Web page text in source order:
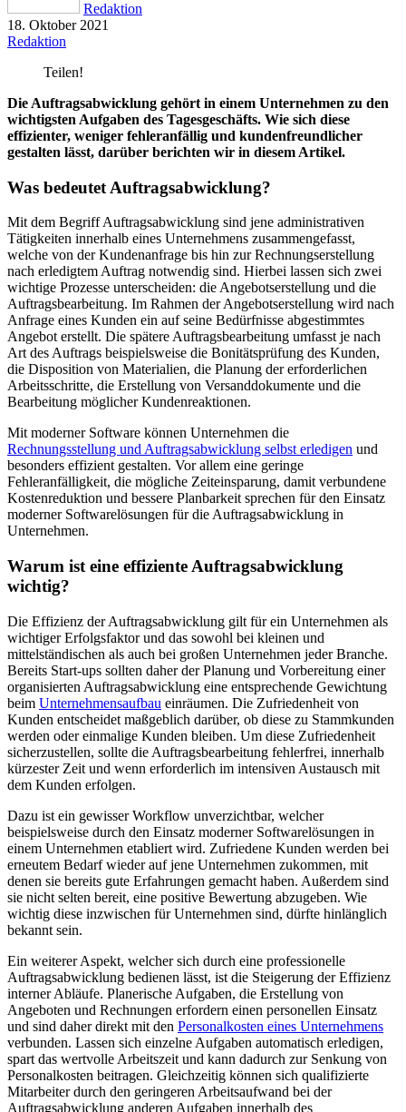
Redaktion
18. Oktober 2021
Redaktion
Teilen!
Die Auftragsabwicklung gehört in einem Unternehmen zu den
wichtigsten Aufgaben des Tagesgeschäfts. Wie sich diese
effizienter, weniger fehleranfällig und kundenfreundlicher
gestalten lässt, darüber berichten wir in diesem Artikel.
Was bedeutet Auftragsabwicklung?
Mit dem Begriff Auftragsabwicklung sind jene administrativen
Tätigkeiten innerhalb eines Unternehmens zusammengefasst,
welche von der Kundenanfrage bis hin zur Rechnungserstellung
nach erledigtem Auftrag notwendig sind. Hierbei lassen sich zwei
wichtige Prozesse unterscheiden: die Angebotserstellung und die
Auftragsbearbeitung. Im Rahmen der Angebotserstellung wird nach
Anfrage eines Kunden ein auf seine Bedürfnisse abgestimmtes
Angebot erstellt. Die spätere Auftragsbearbeitung umfasst je nach
Art des Auftrags beispielsweise die Bonitätsprüfung des Kunden,
die Disposition von Materialien, die Planung der erforderlichen
Arbeitsschritte, die Erstellung von Versanddokumente und die
Bearbeitung möglicher Kundenreaktionen.
Mit moderner Software können Unternehmen die
Rechnungsstellung und Auftragsabwicklung selbst erledigen und
besonders effizient gestalten. Vor allem eine geringe
Fehleranfälligkeit, die mögliche Zeiteinsparung, damit verbundene
Kostenreduktion und bessere Planbarkeit sprechen für den Einsatz
moderner Softwarelösungen für die Auftragsabwicklung in
Unternehmen.
Warum ist eine effiziente Auftragsabwicklung
wichtig?
Die Effizienz der Auftragsabwicklung gilt für ein Unternehmen als
wichtiger Erfolgsfaktor und das sowohl bei kleinen und
mittelständischen als auch bei großen Unternehmen jeder Branche.
Bereits Start-ups sollten daher der Planung und Vorbereitung einer
organisierten Auftragsabwicklung eine entsprechende Gewichtung
beim Unternehmensaufbau einräumen. Die Zufriedenheit von
Kunden entscheidet maßgeblich darüber, ob diese zu Stammkunden
werden oder einmalige Kunden bleiben. Um diese Zufriedenheit
sicherzustellen, sollte die Auftragsbearbeitung fehlerfrei, innerhalb
kürzester Zeit und wenn erforderlich im intensiven Austausch mit
dem Kunden erfolgen.
Dazu ist ein gewisser Workflow unverzichtbar, welcher
beispielsweise durch den Einsatz moderner Softwarelösungen in
einem Unternehmen etabliert wird. Zufriedene Kunden werden bei
erneutem Bedarf wieder auf jene Unternehmen zukommen, mit
denen sie bereits gute Erfahrungen gemacht haben. Außerdem sind
sie nicht selten bereit, eine positive Bewertung abzugeben. Wie
wichtig diese inzwischen für Unternehmen sind, dürfte hinlänglich
bekannt sein.
Ein weiterer Aspekt, welcher sich durch eine professionelle
Auftragsabwicklung bedienen lässt, ist die Steigerung der Effizienz
interner Abläufe. Planerische Aufgaben, die Erstellung von
Angeboten und Rechnungen erfordern einen personellen Einsatz
und sind daher direkt mit den Personalkosten eines Unternehmens
verbunden. Lassen sich einzelne Aufgaben automatisch erledigen,
spart das wertvolle Arbeitszeit und kann dadurch zur Senkung von
Personalkosten beitragen. Gleichzeitig können sich qualifizierte
Mitarbeiter durch den geringeren Arbeitsaufwand bei der
Auftragsabwicklung anderen Aufgaben innerhalb des